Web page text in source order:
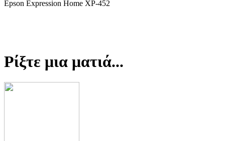
Epson Expression Home XP-452
Ρίξτε μια ματιά...